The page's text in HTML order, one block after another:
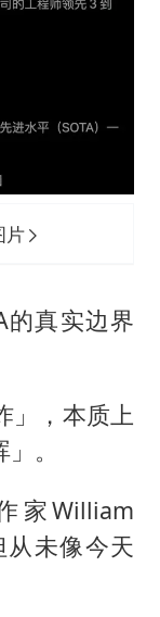
片
的真实边界
」，本质上
。
家William
未像今天